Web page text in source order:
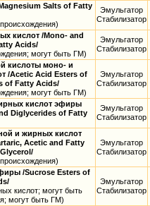
Salts of Fatty
Эмульгатор
Стабилизатор
кислот /Mono- and
Acids/
могут быть ГМ)
Эмульгатор
Стабилизатор
кислоты моно- и
/Acetic Acid Esters of
of Fatty Acids/
могут быть ГМ)
Эмульгатор
Стабилизатор
кислот эфиры
Diglycerides of Fatty
Эмульгатор
Стабилизатор
и жирных кислот
Acetic and Fatty
Эмульгатор
Стабилизатор
/Sucrose Esters of
кислот; могут быть
могут быть ГМ)
Эмульгатор
Стабилизатор